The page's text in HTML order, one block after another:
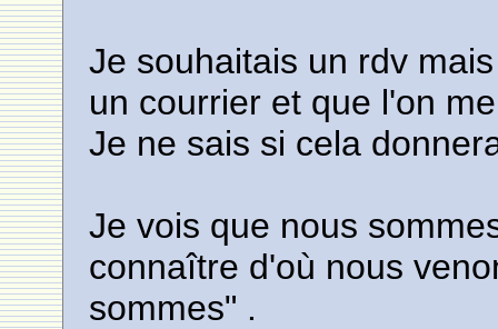
Je souhaitais un rdv
un courrier et que l'on
Je ne sais si cela
Je vois que nous
connaître d'où nous
sommes" .